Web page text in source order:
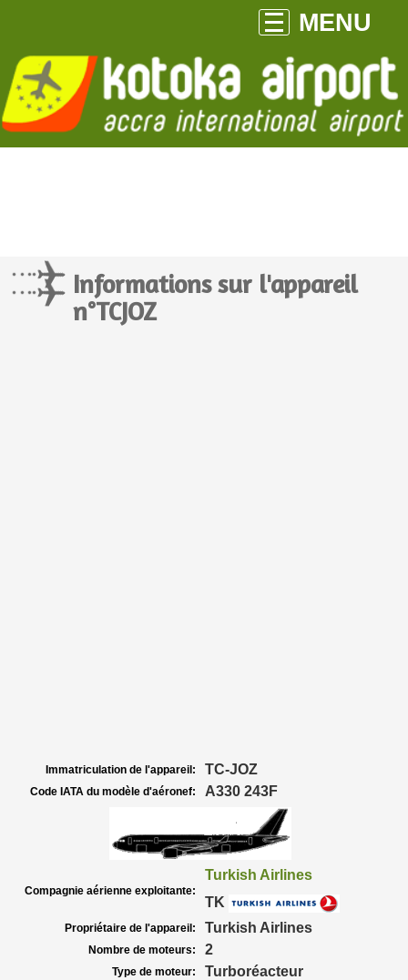
MENU
Informations sur l'appareil
n°TCJOZ
Immatriculation de l'appareil: TC-JOZ
Code IATA du modèle d'aéronef: A330 243F
Compagnie aérienne exploitante:
Turkish Airlines
TK
Propriétaire de l'appareil: Turkish Airlines
Nombre de moteurs: 2
Type de moteur: Turboréacteur